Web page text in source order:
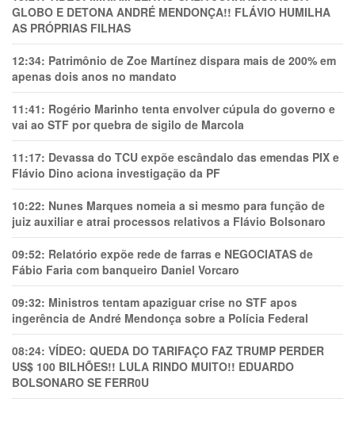
GLOBO E DETONA ANDRÉ MENDONÇA!! FLÁVIO HUMILHA
AS PRÓPRIAS FILHAS
12:34: Patrimônio de Zoe Martínez dispara mais de 200% em
apenas dois anos no mandato
11:41: Rogério Marinho tenta envolver cúpula do governo e
vai ao STF por quebra de sigilo de Marcola
11:17: Devassa do TCU expõe escândalo das emendas PIX e
Flávio Dino aciona investigação da PF
10:22: Nunes Marques nomeia a si mesmo para função de
juiz auxiliar e atrai processos relativos a Flávio Bolsonaro
09:52: Relatório expõe rede de farras e NEGOCIATAS de
Fábio Faria com banqueiro Daniel Vorcaro
09:32: Ministros tentam apaziguar crise no STF apos
ingerência de André Mendonça sobre a Polícia Federal
08:24: VÍDEO: QUEDA DO TARIFAÇO FAZ TRUMP PERDER
US$ 100 BILHÕES!! LULA RINDO MUITO!! EDUARDO
BOLSONARO SE FERR0U